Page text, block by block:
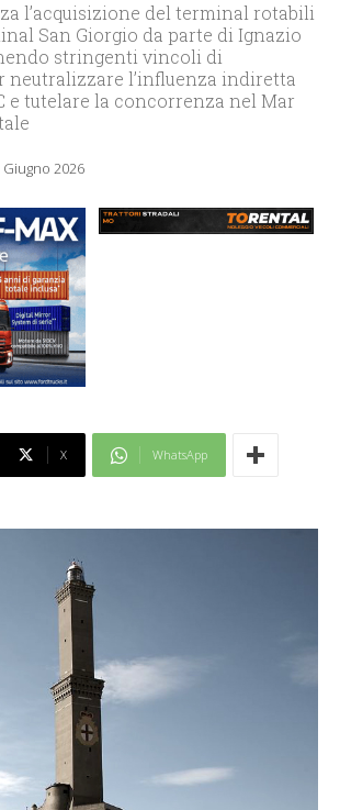
l’acquisizione del terminal rotabili
San Giorgio da parte di Ignazio
stringenti vincoli di
neutralizzare l’influenza indiretta
e tutelare la concorrenza nel Mar
Giugno 2026
X WhatsApp